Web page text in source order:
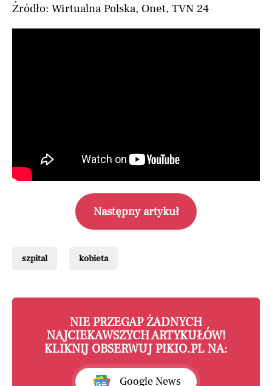
Źródło: Wirtualna Polska, Onet, TVN 24
Następny artykuł
szpital kobieta
NIE PRZEGAP ŻADNYCH
NAJCIEKAWSZYCH ARTYKUŁÓW!
KLIKNIJ OBSERWUJ PIKIO.PL NA:
Google News